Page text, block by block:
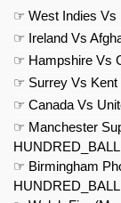
☞ West Indies Vs
☞ Ireland Vs
☞ Hampshire Vs
☞ Surrey Vs Kent
☞ Canada Vs
☞ Manchester
HUNDRED_BALL
☞ Birmingham
HUNDRED_BALL